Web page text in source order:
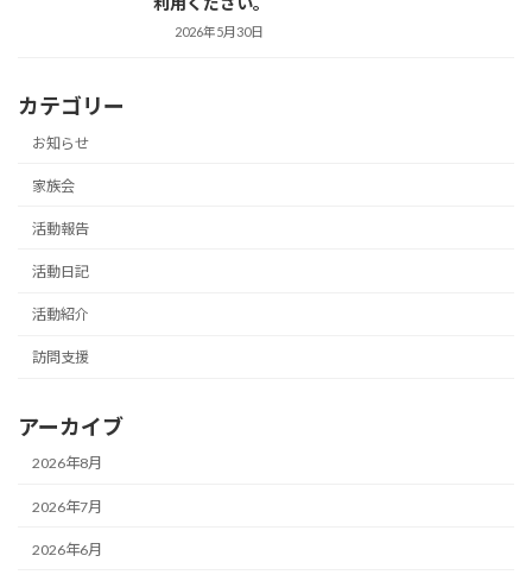
2026年5月30日
カテゴリー
お知らせ
家族会
活動報告
活動日記
活動紹介
訪問支援
アーカイブ
2026年8月
2026年7月
2026年6月